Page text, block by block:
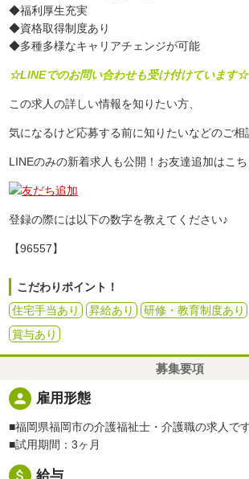
◆福利厚生充実
◆資格取得制度あり
◆多種多様なキャリアチェンジが可能
☆LINEでのお問い合わせも受け付けています☆
この求人の詳しい情報を知りたい方、
気になるけど応募する前に知りたいなどのご相
LINEのみの新着求人も公開！お友達追加はこち
登録の際には以下の数字を教えてください♪
【96557】
こだわりポイント！
住宅手当あり
昇給あり 研修・教育制度あり
賞与あり
募集要項
person 雇用形態
■福岡県福岡市の介護福祉士・介護職の求人で
■試用期間：3ヶ月
attach_money 給与